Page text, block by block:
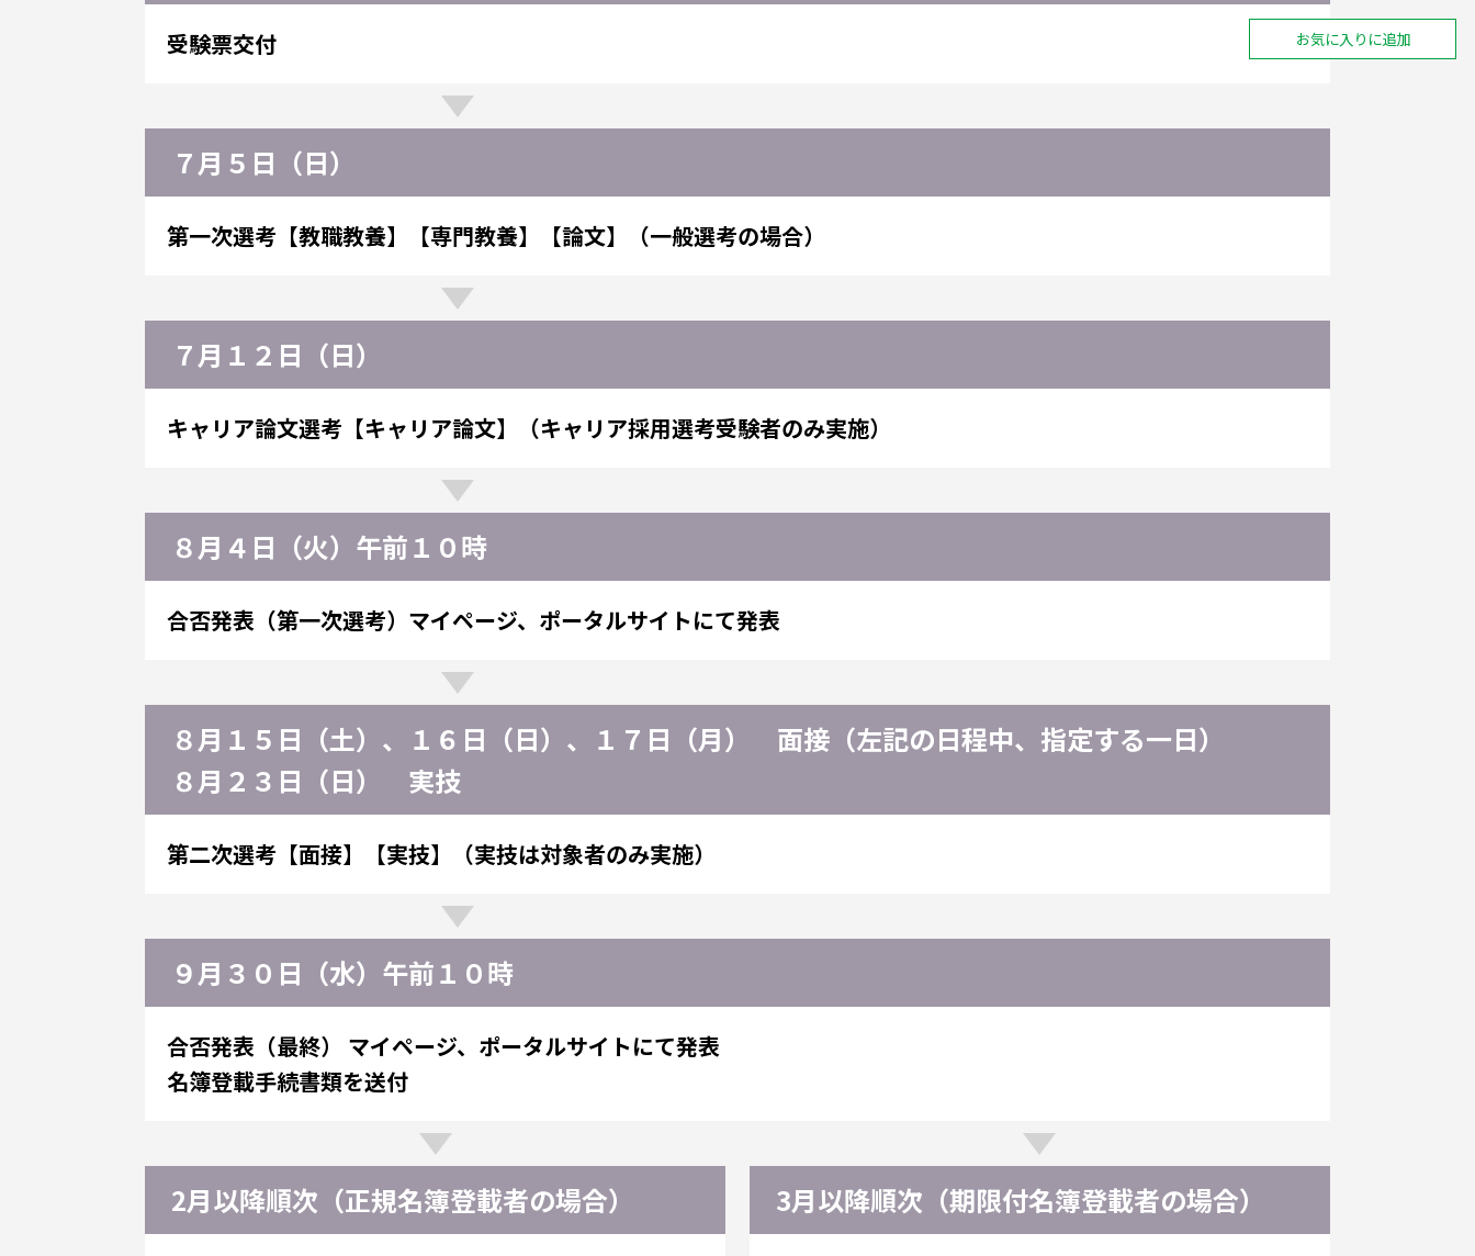
お気に入りに追加
受験票交付
７月５日（日）
第一次選考 【教職教養】【専門教養】【論文】（一般選考の場合）
７月１２日（日）
キャリア論文選考 【キャリア論文】（キャリア採用選考受験者のみ実施）
８月４日（火）午前１０時
合否発表（第一次選考） マイページ、ポータルサイトにて発表
８月１５日（土）、１６日（日）、１７日（月） 面接（左記の日程中、指定する一日）
８月２３日（日） 実技
第二次選考 【面接】【実技】（実技は対象者のみ実施）
９月３０日（水）午前１０時
合否発表（最終） マイページ、ポータルサイトにて発表
名簿登載手続書類を送付
2月以降順次（正規名簿登載者の場合） 3月以降順次（期限付名簿登載者の場合）